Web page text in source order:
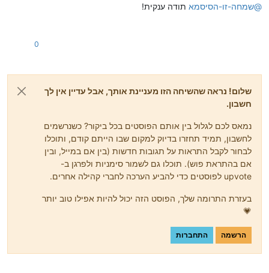
@שמחה-זו-הסיסמא תודה ענקית!
0
שלום! נראה שהשיחה הזו מעניינת אותך, אבל עדיין אין לך
חשבון.
נמאס לכם לגלול בין אותם הפוסטים בכל ביקור? כשנרשמים
לחשבון, תמיד תחזרו בדיוק למקום שבו הייתם קודם, ותוכלו
לבחור לקבל התראות על תגובות חדשות (בין אם במייל, ובין
אם בהתראת פוש). תוכלו גם לשמור סימניות ולפרגן ב-
upvote לפוסטים כדי להביע הערכה לחברי קהילה אחרים.
בעזרת התרומה שלך, הפוסט הזה יכול להיות אפילו טוב יותר
💗
הרשמה התחברות